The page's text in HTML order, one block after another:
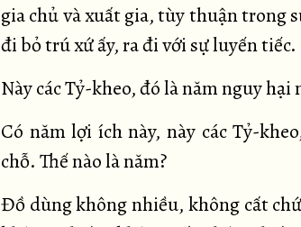
gia chủ và xuất gia, tùy thuận trong
đi bỏ trú xứ ấy, ra đi với sự luyến tiếc.
Này các Tỷ-kheo, đó là năm nguy
Có năm lợi ích này, này các Tỷ-
chỗ. Thế nào là năm?
Đồ dùng không nhiều, không cất